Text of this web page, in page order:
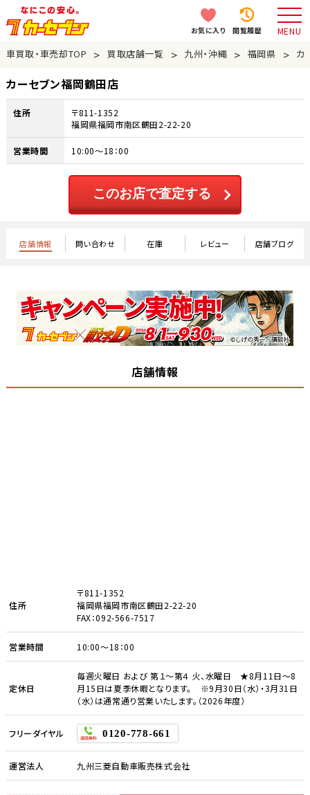
お気に入り 閲覧履歴 MENU
車買取・車売却TOP > 買取店舗一覧 > 九州・沖縄 > 福岡県 > カ
カーセブン福岡鶴田店
住所
〒811-1352
福岡県福岡市南区鶴田2-22-20
営業時間 10:00～18：00
このお店で査定する
店舗情報 問い合わせ 在庫 レビュー 店舗ブログ
店舗情報
住所
〒811-1352
福岡県福岡市南区鶴田2-22-20
FAX：092-566-7517
営業時間 10:00～18：00
定休日
毎週火曜日 および 第１～第４ 火、水曜日 ★8月11日～8
月15日は夏季休暇となります。 ※9月30日（水）・3月31日
（水）は通常通り営業いたします。（2026年度）
フリーダイヤル 0120-778-661
運営法人 九州三菱自動車販売株式会社